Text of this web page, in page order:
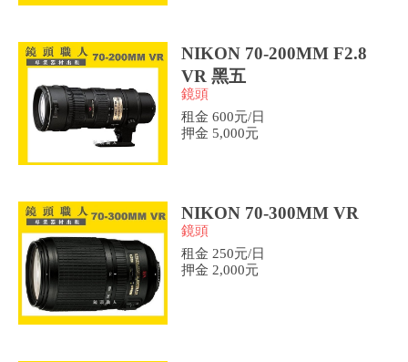
NIKON 70-200MM F2.8
VR 黑五
鏡頭
租金 600元/日
押金 5,000元
NIKON 70-300MM VR
鏡頭
租金 250元/日
押金 2,000元